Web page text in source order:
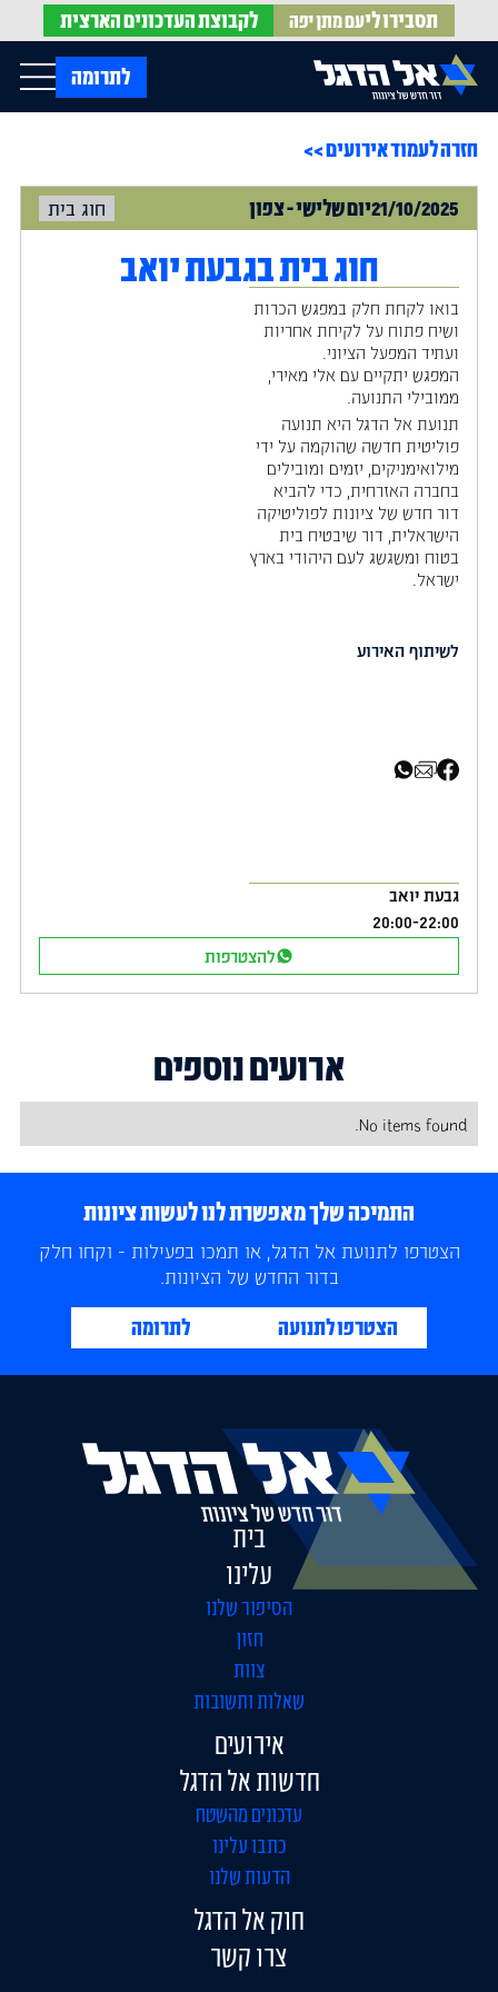
תסבירו ליעם מתן יפה לקבוצתהעדכונים הארצית
בית
עלינו
אירועים
חדשות אל הדגל
עדכונים מהשטח
הופעות בתקשורת
חוק אל הדגל
חמ"ל הגיוס
צרו קשר
EN
לתרומה Menu
חזרה לעמוד אירועים >>
21/10/2025יוםשלישי-צפון חוג בית
חוג בית בגבעת יואב
בואו לקחת חלק במפגש הכרות
ושיח פתוח על לקיחת אחריות
ועתיד המפעל הציוני.
המפגש יתקיים עם אלי מאירי,
ממובילי התנועה.
תנועת אל הדגל היא תנועה
פוליטית חדשה שהוקמה על ידי
מילואימניקים, יזמים ומובילים
בחברה האזרחית, כדי להביא
דור חדש של ציונות לפוליטיקה
הישראלית, דור שיבטיח בית
בטוח ומשגשג לעם היהודי בארץ
ישראל.
לשיתוף האירוע
גבעת יואב
20:00-22:00
להצטרפות
ארועים נוספים
No items found.
התמיכה שלך מאפשרת לנו לעשות ציונות
הצטרפו לתנועת אל הדגל, או תמכו בפעילות - וקחו חלק
בדור החדש של הציונות.
הצטרפו לתנועה לתרומה
בית
עלינו
הסיפור שלנו
חזון
צוות
שאלות ותשובות
אירועים
חדשות אל הדגל
עדכונים מהשטח
כתבו עלינו
הדעות שלנו
חוק אל הדגל
צרו קשר